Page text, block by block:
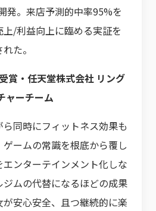
発。来店予測的中率95%を
/利益向上に臨める実証を
た。
賞・任天堂株式会社 リング
ャーチーム
同時にフィットネス効果も
ームの常識を根底から覆し
ンターテインメント化しな
ムの代替になるほどの成果
安心安全、且つ継続的に楽